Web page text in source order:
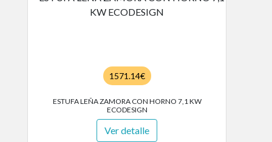
1571.14€
ESTUFA LEÑA ZAMORA CON HORNO 7,1 KW
ECODESIGN
Ver detalle